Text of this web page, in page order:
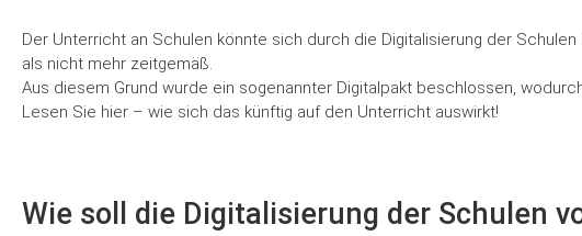
Der Unterricht an Schulen könnte sich durch die Digitalisierung der
als nicht mehr zeitgemäß.
Aus diesem Grund wurde ein sogenannter Digitalpakt beschlossen,
Lesen Sie hier – wie sich das künftig auf den Unterricht auswirkt!
Wie soll die Digitalisierung der Schulen